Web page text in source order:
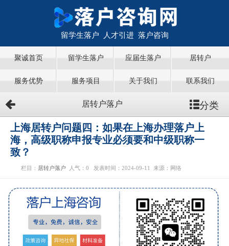
留学生落户 人才引进 落户咨询
聚诚首页 留学生落户 应届生落户 居转户
服务优势 服务项目 关于我们 联系我们
居转户落户 分类
上海居转户问题四：如果在上海办理落户上
海，高级职称申报专业必须要和中级职称一
致？
栏目： 居转户落户 人气： 0 发表时间：2024-09-11 来源：网络